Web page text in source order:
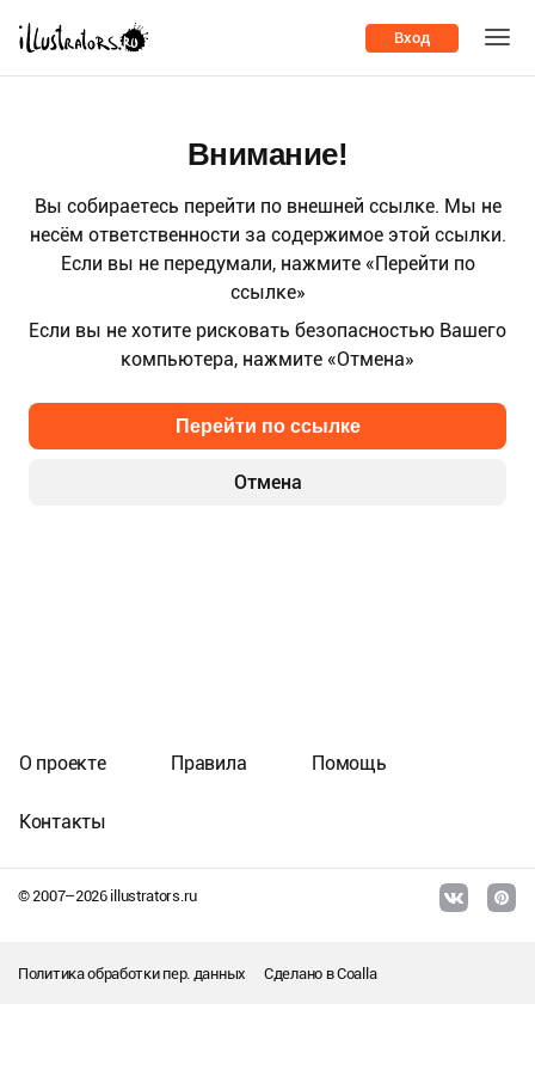
Вход
Внимание!
Вы собираетесь перейти по внешней ссылке. Мы не
несём ответственности за содержимое этой ссылки.
Если вы не передумали, нажмите «Перейти по
ссылке»
Если вы не хотите рисковать безопасностью Вашего
компьютера, нажмите «Отмена»
Отмена
Перейти по ссылке
© 2007–2026illustrators.ru
О проекте Правила Помощь
Контакты
Политика обработки пер. данных Сделано вCoalla